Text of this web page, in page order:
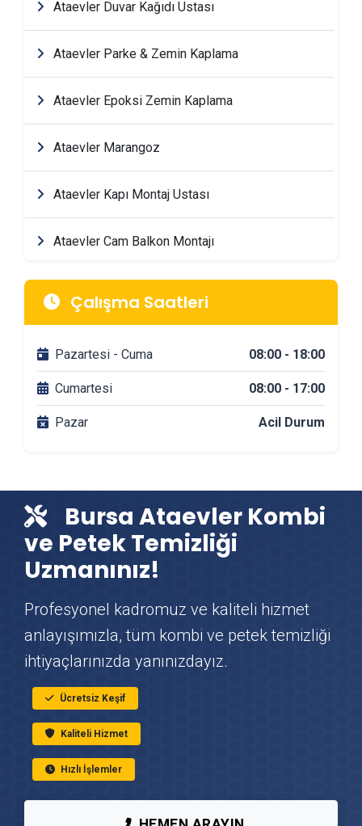
Ataevler Duvar Kağıdı Ustası
Ataevler Parke & Zemin Kaplama
Ataevler Epoksi Zemin Kaplama
Ataevler Marangoz
Ataevler Kapı Montaj Ustası
Ataevler Cam Balkon Montajı
Ataevler Banyo Tadilatı
Ataevler DuşaKabin Montajı
Ataevler Vinç Kiralama
Ataevler Mutfak Tadilatı
Ataevler Çatı Ustası
Ataevler Fayans & Seramik Ustası
Ataevler Prefabrik Ev Yapımı
Ataevler Ahşap Ev Yapımı
Ataevler Peyzaj Hizmetleri
Çalışma Saatleri
Pazartesi - Cuma 08:00 - 18:00
Cumartesi 08:00 - 17:00
Pazar Acil Durum
Bursa Ataevler Kombi
ve Petek Temizliği
Uzmanınız!
Profesyonel kadromuz ve kaliteli hizmet
anlayışımızla, tüm kombi ve petek temizliği
ihtiyaçlarınızda yanınızdayız.
Ücretsiz Keşif
Kaliteli Hizmet
Hızlı İşlemler